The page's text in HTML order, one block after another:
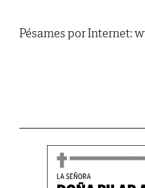
Pésames por Internet: